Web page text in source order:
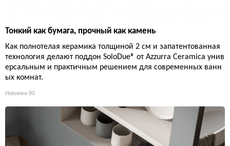
Тонкий как бумага, прочный как камень
Как полнотелая керамика толщиной 2 см и запатентованная
технология делают поддон SoloDue® от Azzurra Ceramica унив
ерсальным и практичным решением для современных ванн
ых комнат.
Новинки 80